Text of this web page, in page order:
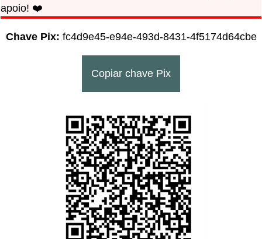
apoio! ❤️
Chave Pix: fc4d9e45-e94e-493d-8431-4f5174d64cbe
Copiar chave Pix